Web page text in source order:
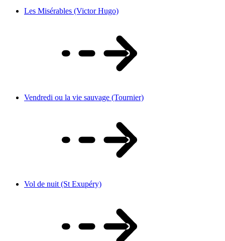
Les Misérables (Victor Hugo)
Vendredi ou la vie sauvage (Tournier)
Vol de nuit (St Exupéry)